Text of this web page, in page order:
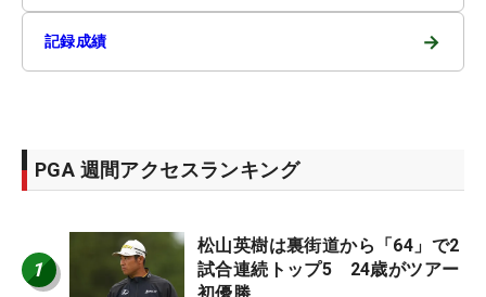
記録成績 →
PGA 週間アクセスランキング
1
松山英樹は裏街道から「64」で2
試合連続トップ5 24歳がツアー